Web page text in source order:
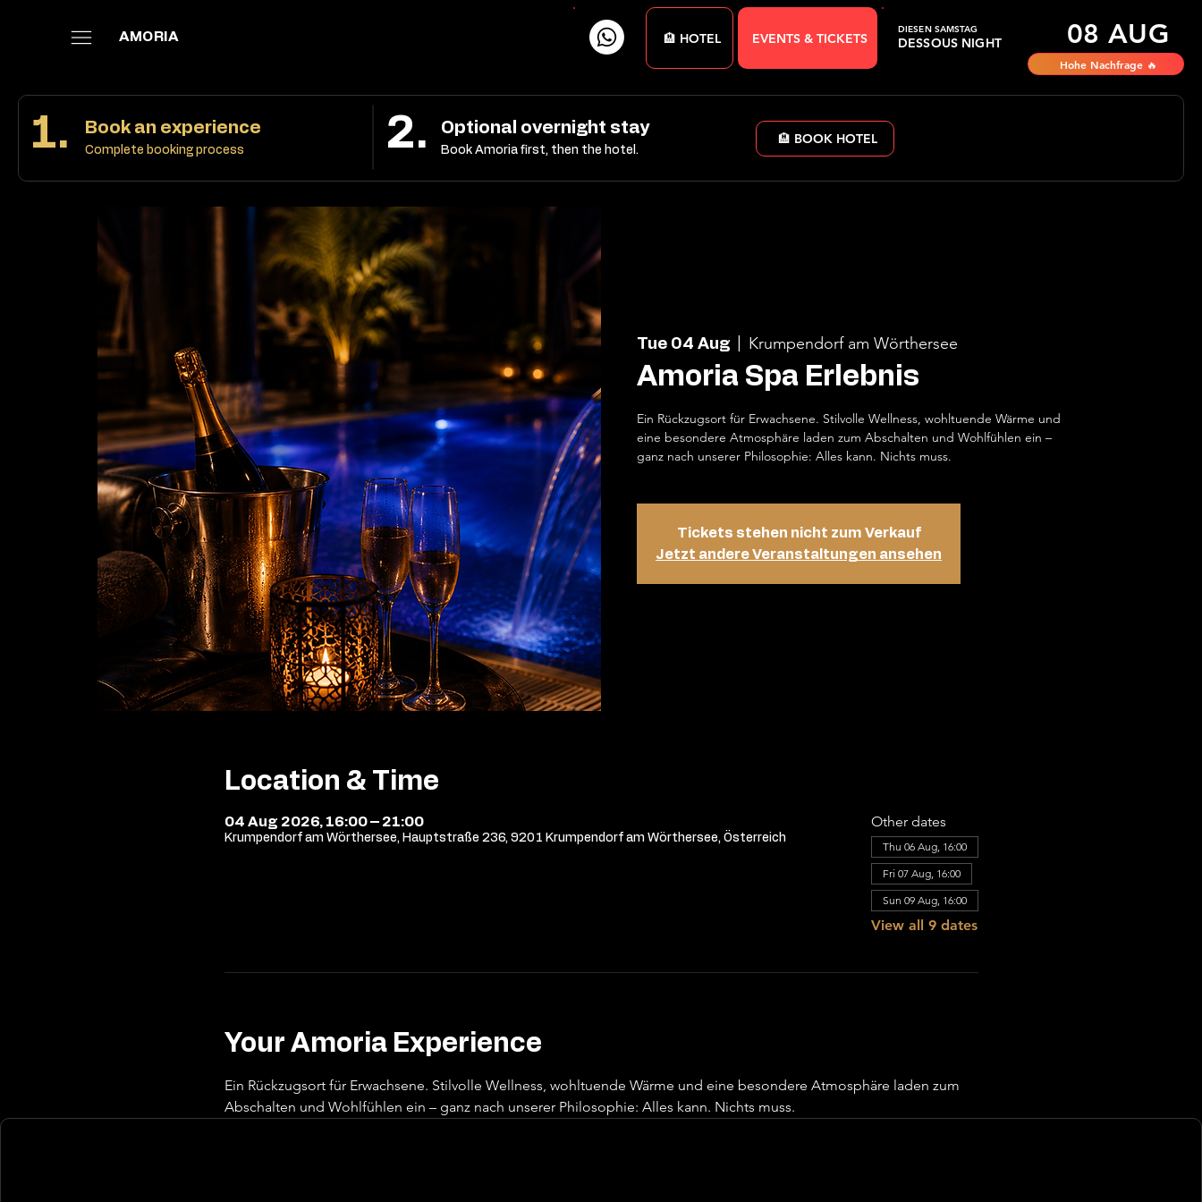
🏨 HOTEL EVENTS & TICKETS DESSOUS NIGHT 08 AUG
DIESEN SAMSTAG
Hohe Nachfrage 🔥
AMORIA
1. Book an experience
Complete booking process 2. Optional overnight stay
Book Amoria first, then the hotel.
🏨 BOOK HOTEL
Tue 04 Aug Krumpendorf am Wörthersee
Amoria Spa Erlebnis
Ein Rückzugsort für Erwachsene. Stilvolle Wellness, wohltuende Wärme und
eine besondere Atmosphäre laden zum Abschalten und Wohlfühlen ein –
ganz nach unserer Philosophie: Alles kann. Nichts muss.
Tickets stehen nicht zum Verkauf
Jetzt andere Veranstaltungen ansehen
Location & Time
04 Aug 2026, 16:00 – 21:00
Krumpendorf am Wörthersee, Hauptstraße 236, 9201 Krumpendorf am Wörthersee, Österreich
Other dates
Thu 06 Aug, 16:00
Fri 07 Aug, 16:00
Sun 09 Aug, 16:00
View all 9 dates
Your Amoria Experience
Ein Rückzugsort für Erwachsene. Stilvolle Wellness, wohltuende Wärme und eine besondere Atmosphäre laden zum
Abschalten und Wohlfühlen ein – ganz nach unserer Philosophie: Alles kann. Nichts muss.